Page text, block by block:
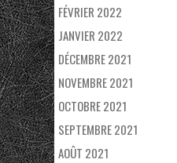
FÉVRIER 2022
JANVIER 2022
DÉCEMBRE 2021
NOVEMBRE 2021
OCTOBRE 2021
SEPTEMBRE 2021
AOÛT 2021